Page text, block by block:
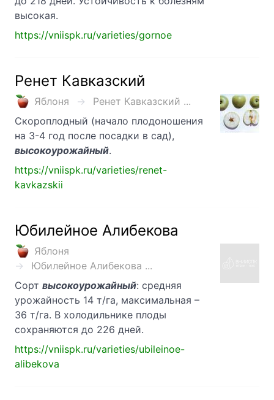
высокая.
https://vniispk.ru/varieties/gornoe
Ренет Кавказский
Яблоня
Ренет Кавказский ...
Скороплодный (начало плодоно­шения
на 3-4 год после посадки в сад),
высокоурожайный.
https://vniispk.ru/varieties/renet-
kavkazskii
Юбилейное Алибекова
Яблоня
Юбилейное Алибекова ...
Сорт высокоурожайный: средняя
урожайность 14 т/га, максимальная –
36 т/га. В холодильнике плоды
сохраняются до 226 дней.
https://vniispk.ru/varieties/ubileinoe-
alibekova